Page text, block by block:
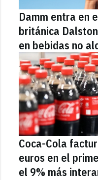
Damm entra en
británica
en bebidas no
Coca-Cola
euros en el
el 9% más